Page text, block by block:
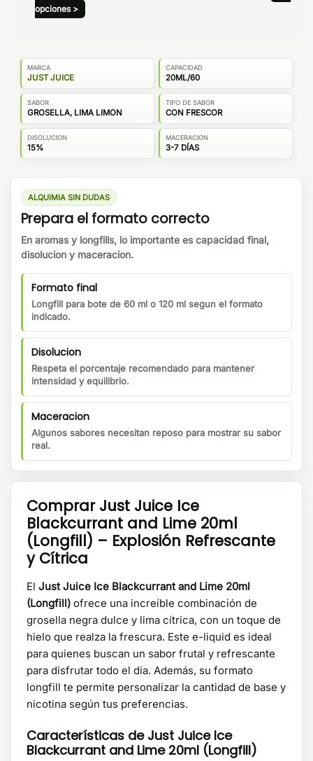
opciones >
MARCA
JUST JUICE
CAPACIDAD
20ML/60
SABOR
GROSELLA, LIMA LIMON
TIPO DE SABOR
CON FRESCOR
DISOLUCION
15%
MACERACION
3-7 DÍAS
ALQUIMIA SIN DUDAS
Prepara el formato correcto
En aromas y longfills, lo importante es capacidad final,
disolucion y maceracion.
Formato final
Longfill para bote de 60 ml o 120 ml segun el formato
indicado.
Disolucion
Respeta el porcentaje recomendado para mantener
intensidad y equilibrio.
Maceracion
Algunos sabores necesitan reposo para mostrar su sabor
real.
Comprar Just Juice Ice
Blackcurrant and Lime 20ml
(Longfill) – Explosión Refrescante
y Cítrica
El Just Juice Ice Blackcurrant and Lime 20ml
(Longfill) ofrece una increíble combinación de
grosella negra dulce y lima cítrica, con un toque de
hielo que realza la frescura. Este e-liquid es ideal
para quienes buscan un sabor frutal y refrescante
para disfrutar todo el día. Además, su formato
longfill te permite personalizar la cantidad de base y
nicotina según tus preferencias.
Características de Just Juice Ice
Blackcurrant and Lime 20ml (Longfill)